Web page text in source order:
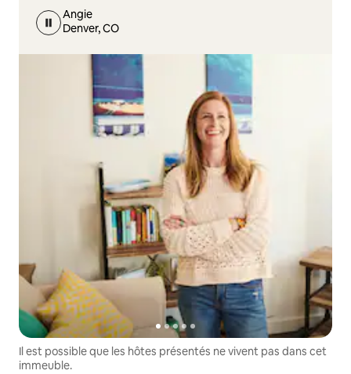
Angie
Denver, CO
Il est possible que les hôtes présentés ne vivent pas dans cet
immeuble.